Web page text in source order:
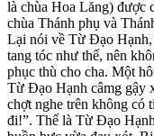
là chùa Hoa Lăng) được
chùa Thánh phụ và
Lại nói về Từ Đạo Hạnh,
tang tóc như thế, nên
phục thù cho cha. Một
Từ Đạo Hạnh câmg gậy
chợt nghe trên không có
đi!”. Thế là Từ Đạo